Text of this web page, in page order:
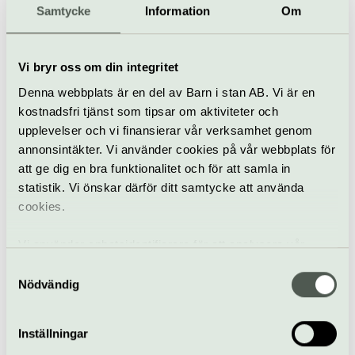
Samtycke Information Om
Vi bryr oss om din integritet
Denna webbplats är en del av Barn i stan AB. Vi är en
kostnadsfri tjänst som tipsar om aktiviteter och
upplevelser och vi finansierar vår verksamhet genom
annonsintäkter. Vi använder cookies på vår webbplats för
att ge dig en bra funktionalitet och för att samla in
statistik. Vi önskar därför ditt samtycke att använda
cookies.
Vi använder enhetsidentifierare för att analysera vår
samt tillhandahålla funktioner för sociala medier. Vi
vidarebefordrar även sådana identifierare och annan
information från din enhet till de sociala medier och
annons- och analysföretag som vi samarbetar med.
Nödvändig
Inställningar
Pop & rock Konsert
London Symphonic
12 oktober
Göta Lejon
Stand up